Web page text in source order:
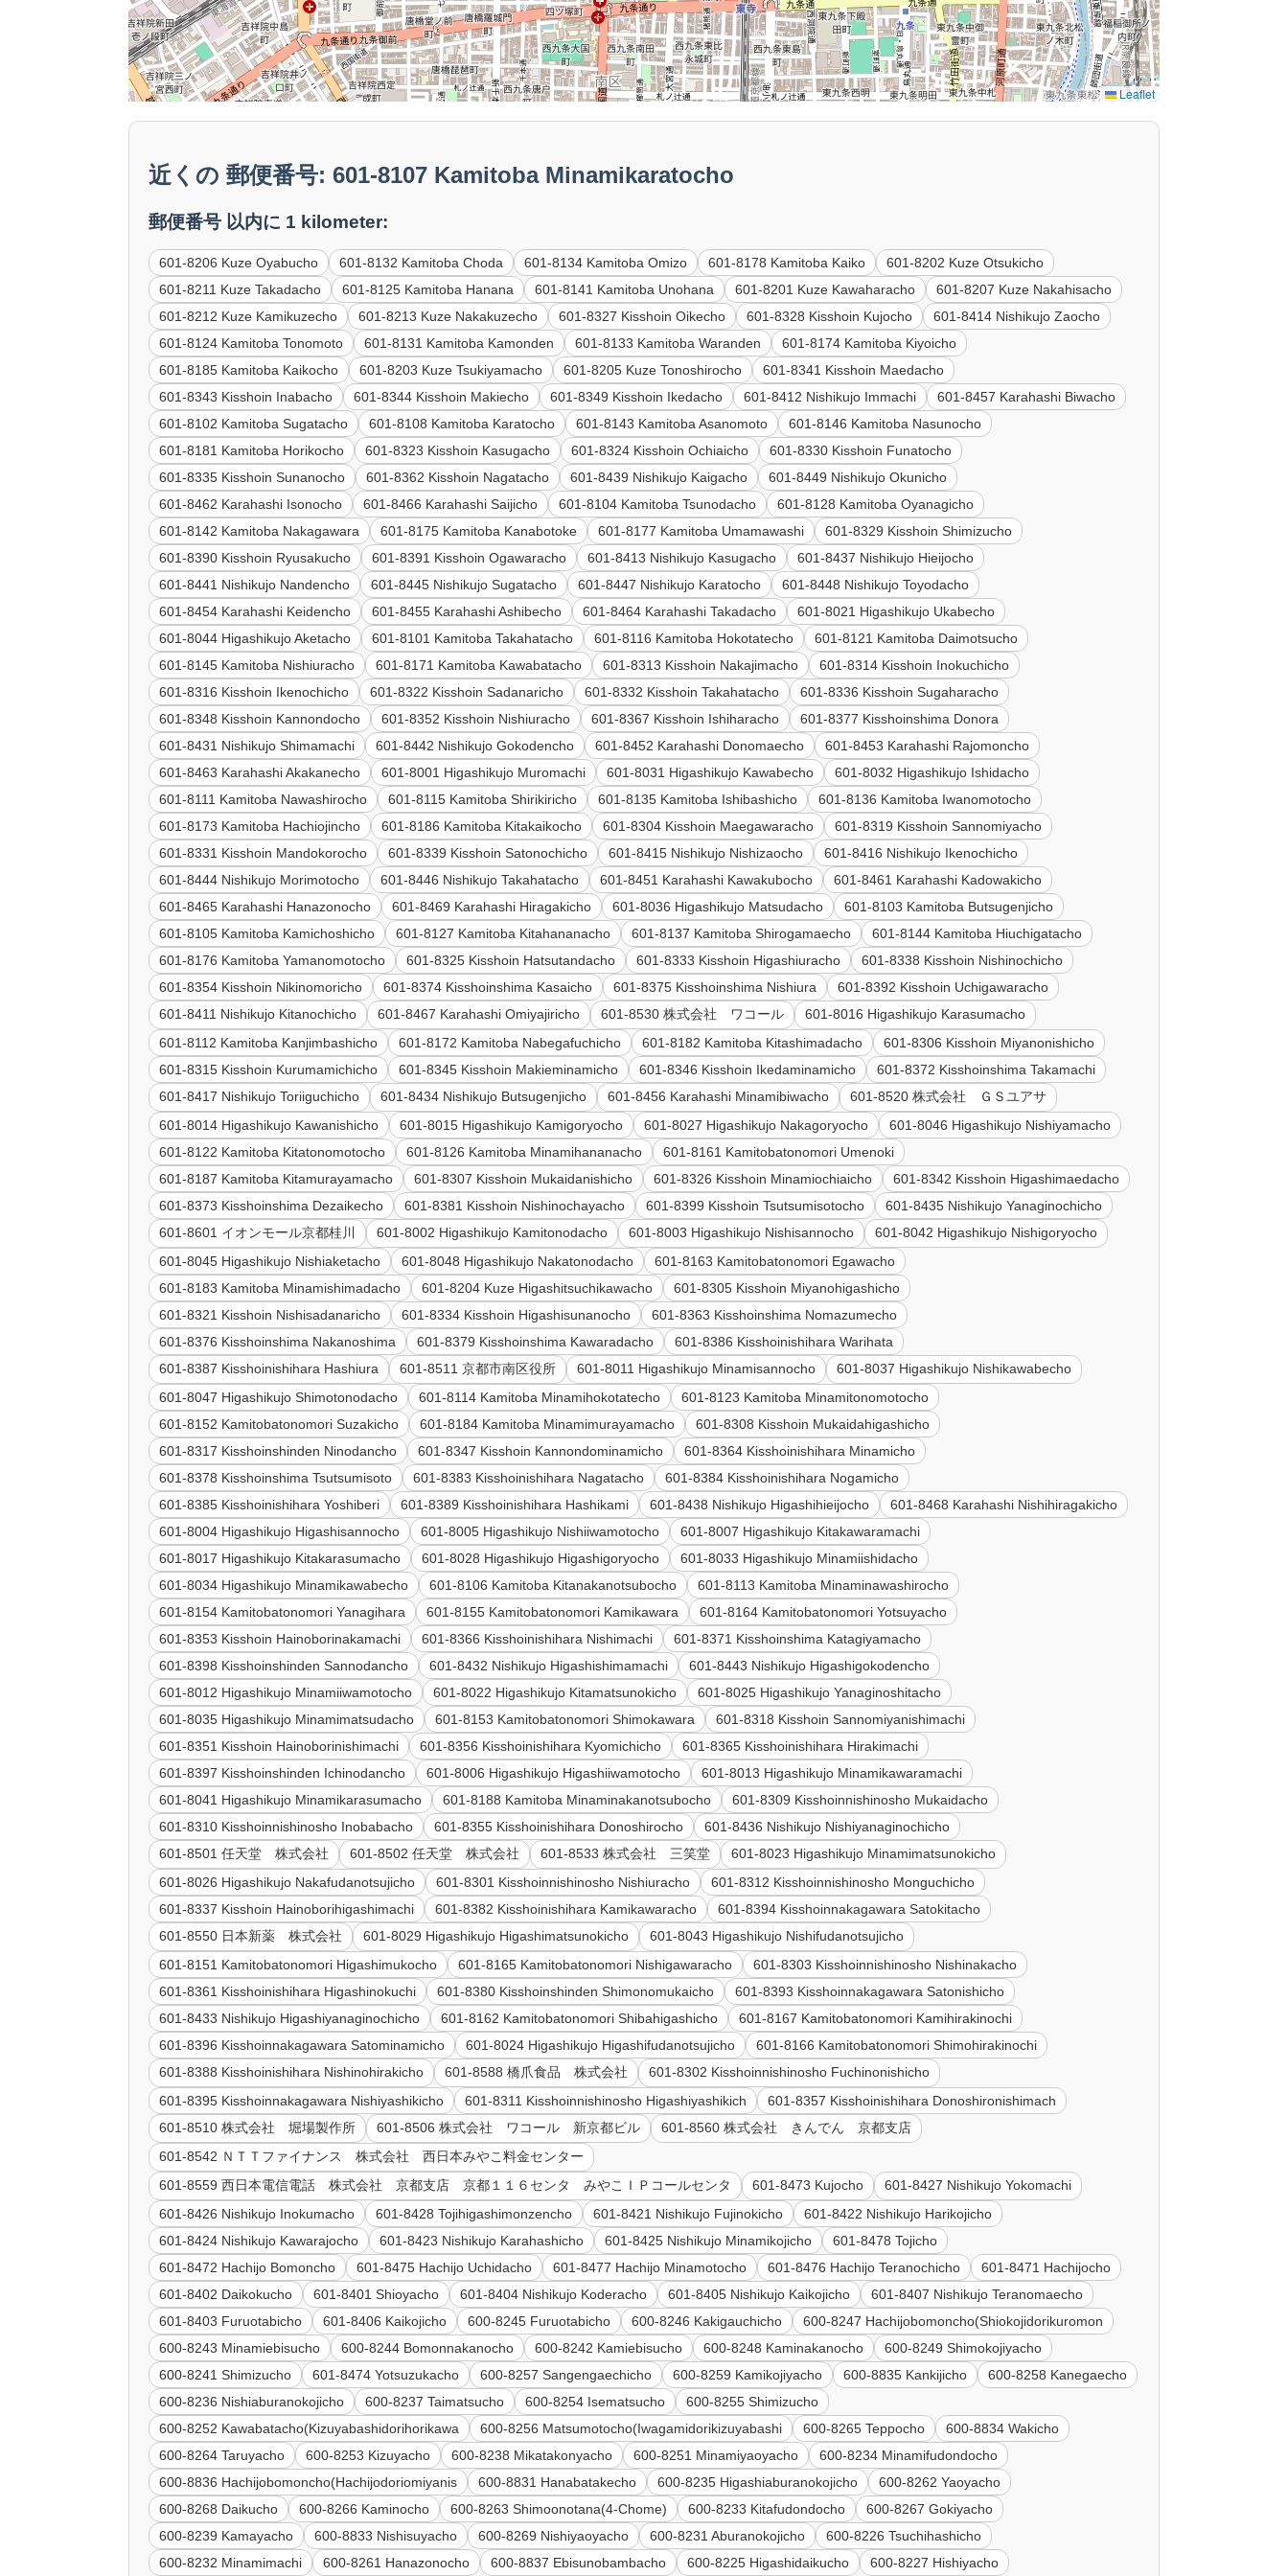
Leaflet
近くの 郵便番号: 601-8107 Kamitoba Minamikaratocho
郵便番号 以内に 1 kilometer:
601-8206 Kuze Oyabucho 601-8132 Kamitoba Choda 601-8134 Kamitoba Omizo 601-8178 Kamitoba Kaiko
601-8202 Kuze Otsukicho
601-8211 Kuze Takadacho
601-8125 Kamitoba Hanana 601-8141 Kamitoba Unohana 601-8201 Kuze Kawaharacho
601-8207 Kuze Nakahisacho
601-8212 Kuze Kamikuzecho
601-8213 Kuze Nakakuzecho 601-8327 Kisshoin Oikecho 601-8328 Kisshoin Kujocho
601-8414 Nishikujo Zaocho
601-8124 Kamitoba Tonomoto
601-8131 Kamitoba Kamonden 601-8133 Kamitoba Waranden
601-8174 Kamitoba Kiyoicho
601-8185 Kamitoba Kaikocho
601-8203 Kuze Tsukiyamacho 601-8205 Kuze Tonoshirocho
601-8341 Kisshoin Maedacho
601-8343 Kisshoin Inabacho
601-8344 Kisshoin Makiecho 601-8349 Kisshoin Ikedacho 601-8412 Nishikujo Immachi
601-8457 Karahashi Biwacho
601-8102 Kamitoba Sugatacho
601-8108 Kamitoba Karatocho 601-8143 Kamitoba Asanomoto
601-8146 Kamitoba Nasunocho
601-8181 Kamitoba Horikocho
601-8323 Kisshoin Kasugacho 601-8324 Kisshoin Ochiaicho
601-8330 Kisshoin Funatocho
601-8335 Kisshoin Sunanocho
601-8362 Kisshoin Nagatacho 601-8439 Nishikujo Kaigacho
601-8449 Nishikujo Okunicho
601-8462 Karahashi Isonocho
601-8466 Karahashi Saijicho 601-8104 Kamitoba Tsunodacho
601-8128 Kamitoba Oyanagicho
601-8142 Kamitoba Nakagawara
601-8175 Kamitoba Kanabotoke 601-8177 Kamitoba Umamawashi
601-8329 Kisshoin Shimizucho
601-8390 Kisshoin Ryusakucho
601-8391 Kisshoin Ogawaracho 601-8413 Nishikujo Kasugacho
601-8437 Nishikujo Hieijocho
601-8441 Nishikujo Nandencho
601-8445 Nishikujo Sugatacho 601-8447 Nishikujo Karatocho
601-8448 Nishikujo Toyodacho
601-8454 Karahashi Keidencho
601-8455 Karahashi Ashibecho 601-8464 Karahashi Takadacho
601-8021 Higashikujo Ukabecho
601-8044 Higashikujo Aketacho
601-8101 Kamitoba Takahatacho 601-8116 Kamitoba Hokotatecho
601-8121 Kamitoba Daimotsucho
601-8145 Kamitoba Nishiuracho
601-8171 Kamitoba Kawabatacho 601-8313 Kisshoin Nakajimacho
601-8314 Kisshoin Inokuchicho
601-8316 Kisshoin Ikenochicho
601-8322 Kisshoin Sadanaricho 601-8332 Kisshoin Takahatacho
601-8336 Kisshoin Sugaharacho
601-8348 Kisshoin Kannondocho
601-8352 Kisshoin Nishiuracho 601-8367 Kisshoin Ishiharacho
601-8377 Kisshoinshima Donora
601-8431 Nishikujo Shimamachi
601-8442 Nishikujo Gokodencho 601-8452 Karahashi Donomaecho
601-8453 Karahashi Rajomoncho
601-8463 Karahashi Akakanecho
601-8001 Higashikujo Muromachi 601-8031 Higashikujo Kawabecho
601-8032 Higashikujo Ishidacho
601-8111 Kamitoba Nawashirocho
601-8115 Kamitoba Shirikiricho 601-8135 Kamitoba Ishibashicho
601-8136 Kamitoba Iwanomotocho
601-8173 Kamitoba Hachiojincho
601-8186 Kamitoba Kitakaikocho 601-8304 Kisshoin Maegawaracho
601-8319 Kisshoin Sannomiyacho
601-8331 Kisshoin Mandokorocho
601-8339 Kisshoin Satonochicho 601-8415 Nishikujo Nishizaocho
601-8416 Nishikujo Ikenochicho
601-8444 Nishikujo Morimotocho
601-8446 Nishikujo Takahatacho 601-8451 Karahashi Kawakubocho
601-8461 Karahashi Kadowakicho
601-8465 Karahashi Hanazonocho
601-8469 Karahashi Hiragakicho 601-8036 Higashikujo Matsudacho
601-8103 Kamitoba Butsugenjicho
601-8105 Kamitoba Kamichoshicho
601-8127 Kamitoba Kitahananacho 601-8137 Kamitoba Shirogamaecho
601-8144 Kamitoba Hiuchigatacho
601-8176 Kamitoba Yamanomotocho
601-8325 Kisshoin Hatsutandacho 601-8333 Kisshoin Higashiuracho
601-8338 Kisshoin Nishinochicho
601-8354 Kisshoin Nikinomoricho
601-8374 Kisshoinshima Kasaicho 601-8375 Kisshoinshima Nishiura
601-8392 Kisshoin Uchigawaracho
601-8411 Nishikujo Kitanochicho
601-8467 Karahashi Omiyajiricho 601-8530 株式会社 ワコール
601-8016 Higashikujo Karasumacho
601-8112 Kamitoba Kanjimbashicho
601-8172 Kamitoba Nabegafuchicho 601-8182 Kamitoba Kitashimadacho
601-8306 Kisshoin Miyanonishicho
601-8315 Kisshoin Kurumamichicho
601-8345 Kisshoin Makieminamicho 601-8346 Kisshoin Ikedaminamicho
601-8372 Kisshoinshima Takamachi
601-8417 Nishikujo Toriiguchicho
601-8434 Nishikujo Butsugenjicho 601-8456 Karahashi Minamibiwacho
601-8520 株式会社 ＧＳユアサ
601-8014 Higashikujo Kawanishicho
601-8015 Higashikujo Kamigoryocho 601-8027 Higashikujo Nakagoryocho
601-8046 Higashikujo Nishiyamacho
601-8122 Kamitoba Kitatonomotocho
601-8126 Kamitoba Minamihananacho
601-8161 Kamitobatonomori Umenoki
601-8187 Kamitoba Kitamurayamacho
601-8307 Kisshoin Mukaidanishicho 601-8326 Kisshoin Minamiochiaicho
601-8342 Kisshoin Higashimaedacho
601-8373 Kisshoinshima Dezaikecho
601-8381 Kisshoin Nishinochayacho 601-8399 Kisshoin Tsutsumisotocho
601-8435 Nishikujo Yanaginochicho
601-8601 イオンモール京都桂川
601-8002 Higashikujo Kamitonodacho 601-8003 Higashikujo Nishisannocho
601-8042 Higashikujo Nishigoryocho
601-8045 Higashikujo Nishiaketacho
601-8048 Higashikujo Nakatonodacho
601-8163 Kamitobatonomori Egawacho
601-8183 Kamitoba Minamishimadacho
601-8204 Kuze Higashitsuchikawacho
601-8305 Kisshoin Miyanohigashicho
601-8321 Kisshoin Nishisadanaricho
601-8334 Kisshoin Higashisunanocho
601-8363 Kisshoinshima Nomazumecho
601-8376 Kisshoinshima Nakanoshima
601-8379 Kisshoinshima Kawaradacho
601-8386 Kisshoinishihara Warihata
601-8387 Kisshoinishihara Hashiura
601-8511 京都市南区役所 601-8011 Higashikujo Minamisannocho
601-8037 Higashikujo Nishikawabecho
601-8047 Higashikujo Shimotonodacho
601-8114 Kamitoba Minamihokotatecho
601-8123 Kamitoba Minamitonomotocho
601-8152 Kamitobatonomori Suzakicho
601-8184 Kamitoba Minamimurayamacho
601-8308 Kisshoin Mukaidahigashicho
601-8317 Kisshoinshinden Ninodancho
601-8347 Kisshoin Kannondominamicho
601-8364 Kisshoinishihara Minamicho
601-8378 Kisshoinshima Tsutsumisoto
601-8383 Kisshoinishihara Nagatacho
601-8384 Kisshoinishihara Nogamicho
601-8385 Kisshoinishihara Yoshiberi
601-8389 Kisshoinishihara Hashikami 601-8438 Nishikujo Higashihieijocho
601-8468 Karahashi Nishihiragakicho
601-8004 Higashikujo Higashisannocho
601-8005 Higashikujo Nishiiwamotocho
601-8007 Higashikujo Kitakawaramachi
601-8017 Higashikujo Kitakarasumacho
601-8028 Higashikujo Higashigoryocho
601-8033 Higashikujo Minamiishidacho
601-8034 Higashikujo Minamikawabecho
601-8106 Kamitoba Kitanakanotsubocho
601-8113 Kamitoba Minaminawashirocho
601-8154 Kamitobatonomori Yanagihara
601-8155 Kamitobatonomori Kamikawara
601-8164 Kamitobatonomori Yotsuyacho
601-8353 Kisshoin Hainoborinakamachi
601-8366 Kisshoinishihara Nishimachi
601-8371 Kisshoinshima Katagiyamacho
601-8398 Kisshoinshinden Sannodancho
601-8432 Nishikujo Higashishimamachi
601-8443 Nishikujo Higashigokodencho
601-8012 Higashikujo Minamiiwamotocho
601-8022 Higashikujo Kitamatsunokicho
601-8025 Higashikujo Yanaginoshitacho
601-8035 Higashikujo Minamimatsudacho
601-8153 Kamitobatonomori Shimokawara
601-8318 Kisshoin Sannomiyanishimachi
601-8351 Kisshoin Hainoborinishimachi
601-8356 Kisshoinishihara Kyomichicho
601-8365 Kisshoinishihara Hirakimachi
601-8397 Kisshoinshinden Ichinodancho
601-8006 Higashikujo Higashiiwamotocho
601-8013 Higashikujo Minamikawaramachi
601-8041 Higashikujo Minamikarasumacho
601-8188 Kamitoba Minaminakanotsubocho
601-8309 Kisshoinnishinosho Mukaidacho
601-8310 Kisshoinnishinosho Inobabacho
601-8355 Kisshoinishihara Donoshirocho
601-8436 Nishikujo Nishiyanaginochicho
601-8501 任天堂 株式会社
601-8502 任天堂 株式会社 601-8533 株式会社 三笑堂
601-8023 Higashikujo Minamimatsunokicho
601-8026 Higashikujo Nakafudanotsujicho
601-8301 Kisshoinnishinosho Nishiuracho
601-8312 Kisshoinnishinosho Monguchicho
601-8337 Kisshoin Hainoborihigashimachi
601-8382 Kisshoinishihara Kamikawaracho
601-8394 Kisshoinnakagawara Satokitacho
601-8550 日本新薬 株式会社
601-8029 Higashikujo Higashimatsunokicho
601-8043 Higashikujo Nishifudanotsujicho
601-8151 Kamitobatonomori Higashimukocho
601-8165 Kamitobatonomori Nishigawaracho
601-8303 Kisshoinnishinosho Nishinakacho
601-8361 Kisshoinishihara Higashinokuchi
601-8380 Kisshoinshinden Shimonomukaicho
601-8393 Kisshoinnakagawara Satonishicho
601-8433 Nishikujo Higashiyanaginochicho
601-8162 Kamitobatonomori Shibahigashicho
601-8167 Kamitobatonomori Kamihirakinochi
601-8396 Kisshoinnakagawara Satominamicho
601-8024 Higashikujo Higashifudanotsujicho
601-8166 Kamitobatonomori Shimohirakinochi
601-8388 Kisshoinishihara Nishinohirakicho
601-8588 橋爪食品 株式会社
601-8302 Kisshoinnishinosho Fuchinonishicho
601-8395 Kisshoinnakagawara Nishiyashikicho
601-8311 Kisshoinnishinosho Higashiyashikich
601-8357 Kisshoinishihara Donoshironishimach
601-8510 株式会社 堀場製作所
601-8506 株式会社 ワコール 新京都ビル
601-8560 株式会社 きんでん 京都支店
601-8542 ＮＴＴファイナンス 株式会社 西日本みやこ料金センター
601-8559 西日本電信電話 株式会社 京都支店 京都１１６センタ みやこＩＰコールセンタ
601-8473 Kujocho
601-8427 Nishikujo Yokomachi
601-8426 Nishikujo Inokumacho
601-8428 Tojihigashimonzencho 601-8421 Nishikujo Fujinokicho
601-8422 Nishikujo Harikojicho
601-8424 Nishikujo Kawarajocho
601-8423 Nishikujo Karahashicho 601-8425 Nishikujo Minamikojicho
601-8478 Tojicho
601-8472 Hachijo Bomoncho
601-8475 Hachijo Uchidacho 601-8477 Hachijo Minamotocho 601-8476 Hachijo Teranochicho
601-8471 Hachijocho
601-8402 Daikokucho
601-8401 Shioyacho 601-8404 Nishikujo Koderacho 601-8405 Nishikujo Kaikojicho
601-8407 Nishikujo Teranomaecho
601-8403 Furuotabicho
601-8406 Kaikojicho 600-8245 Furuotabicho 600-8246 Kakigauchicho
600-8247 Hachijobomoncho(Shiokojidorikuromon
600-8243 Minamiebisucho
600-8244 Bomonnakanocho 600-8242 Kamiebisucho 600-8248 Kaminakanocho
600-8249 Shimokojiyacho
600-8241 Shimizucho
601-8474 Yotsuzukacho 600-8257 Sangengaechicho 600-8259 Kamikojiyacho 600-8835 Kankijicho
600-8258 Kanegaecho
600-8236 Nishiaburanokojicho
600-8237 Taimatsucho 600-8254 Isematsucho
600-8255 Shimizucho
600-8252 Kawabatacho(Kizuyabashidorihorikawa
600-8256 Matsumotocho(Iwagamidorikizuyabashi 600-8265 Teppocho
600-8834 Wakicho
600-8264 Taruyacho
600-8253 Kizuyacho 600-8238 Mikatakonyacho 600-8251 Minamiyaoyacho
600-8234 Minamifudondocho
600-8836 Hachijobomoncho(Hachijodoriomiyanis
600-8831 Hanabatakecho 600-8235 Higashiaburanokojicho
600-8262 Yaoyacho
600-8268 Daikucho
600-8266 Kaminocho 600-8263 Shimoonotana(4-Chome) 600-8233 Kitafudondocho
600-8267 Gokiyacho
600-8239 Kamayacho
600-8833 Nishisuyacho 600-8269 Nishiyaoyacho 600-8231 Aburanokojicho
600-8226 Tsuchihashicho
600-8232 Minamimachi
600-8261 Hanazonocho 600-8837 Ebisunobambacho 600-8225 Higashidaikucho 600-8227 Hishiyacho